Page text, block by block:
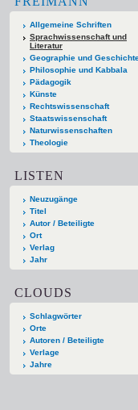
Allgemeine Schriften
Sprachwissenschaft und
Literatur
Geographie und
Philosophie und Kabbala
Pädagogik
Künste
Rechtswissenschaft
Staatswissenschaft
Naturwissenschaften
Theologie
LISTEN
Neuzugänge
Titel
Autor / Beteiligte
Ort
Verlag
Jahr
CLOUDS
Schlagwörter
Orte
Autoren / Beteiligte
Verlage
Jahre